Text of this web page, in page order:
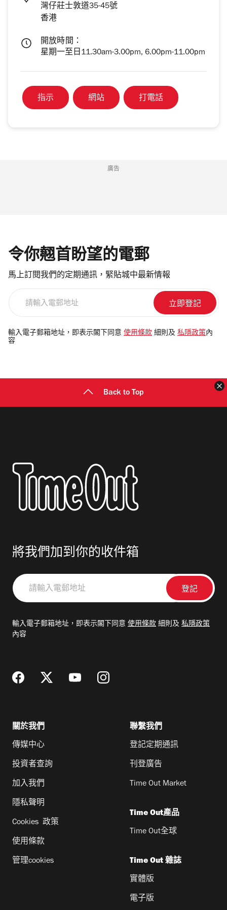
灣仔莊士敦道35-45號
香港
開放時間：
星期一至日11.30am-3.00pm, 6.00pm-11.00pm
指示 網站 打電話
廣告
令你翹首盼望的電郵
馬上訂閱我們的定期通訊，緊貼城中最新情報
電
郵
輸入電子郵箱地址，即表示閣下同意 使用條款 細則及 私隱政策 內
容
Back to Top
將我們加到你的收件箱
請
輸
郵
輸入電子郵箱地址，即表示閣下同意 使用條款 細則及 私隱政策
內容
關於我們
傳媒中心
投資者查詢
加入我們
隱私聲明
Cookies 政策
使用條款
管理cookies
聯繫我們
登記定期通訊
刊登廣告
Time Out Market
Time Out產品
Time Out全球
Time Out 雜誌
實體版
電子版